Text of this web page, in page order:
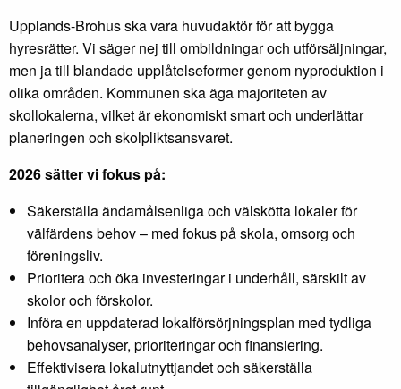
Upplands-Brohus ska vara huvudaktör för att bygga
hyresrätter. Vi säger nej till ombildningar och utförsäljningar,
men ja till blandade upplåtelseformer genom nyproduktion i
olika områden. Kommunen ska äga majoriteten av
skollokalerna, vilket är ekonomiskt smart och underlättar
planeringen och skolpliktsansvaret.
2026 sätter vi fokus på:
Säkerställa ändamålsenliga och välskötta lokaler för
välfärdens behov – med fokus på skola, omsorg och
föreningsliv.
Prioritera och öka investeringar i underhåll, särskilt av
skolor och förskolor.
Införa en uppdaterad lokalförsörjningsplan med tydliga
behovsanalyser, prioriteringar och finansiering.
Effektivisera lokalutnyttjandet och säkerställa